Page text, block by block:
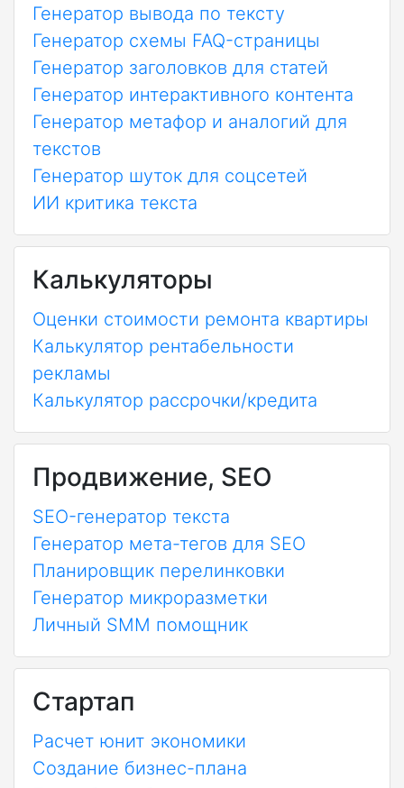
Генератор вывода по тексту
Генератор схемы FAQ-страницы
Генератор заголовков для статей
Генератор интерактивного контента
Генератор метафор и аналогий для
текстов
Генератор шуток для соцсетей
ИИ критика текста
Калькуляторы
Оценки стоимости ремонта квартиры
Калькулятор рентабельности
рекламы
Калькулятор рассрочки/кредита
Продвижение, SEO
SEO-генератор текста
Генератор мета-тегов для SEO
Планировщик перелинковки
Генератор микроразметки
Личный SMM помощник
Стартап
Расчет юнит экономики
Создание бизнес-плана